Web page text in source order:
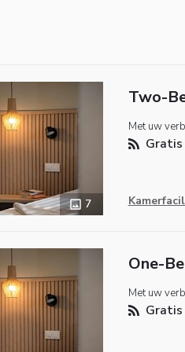
7
Two-
Met uw
One-
Met uw